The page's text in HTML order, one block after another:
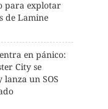
para explotar
de Lamine
en pánico:
City se
lanza un SOS